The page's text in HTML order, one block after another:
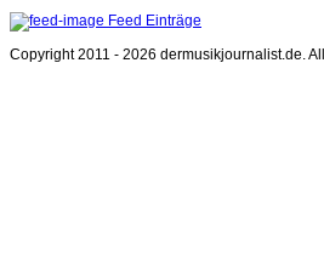
Feed Einträge
Copyright 2011 - 2026 dermusikjournalist.de.